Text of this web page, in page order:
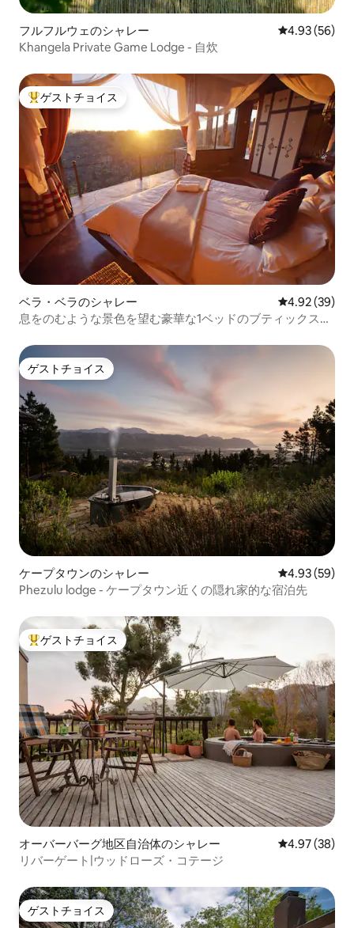
フルフルウェのシャレー レビュー56
4.93 (56)
Khangela Private Game Lodge - 自炊
大好評のゲストチョイスです。
ゲストチョイス
ベラ・ベラのシャレー レビュー39
4.92 (39)
息をのむような景色を望む豪華な1ベッドのブティックスイ
ゲストチョイス
ゲストチョイス
ケープタウンのシャレー レビュー59
4.93 (59)
Phezulu lodge - ケープタウン近くの隠れ家的な宿泊先
大好評のゲストチョイスです。
ゲストチョイス
オーバーバーグ地区自治体のシャレー レビュー38
4.97 (38)
リバーゲート|ウッドローズ・コテージ
ゲストチョイス
ゲストチョイス